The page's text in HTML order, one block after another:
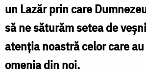
un Lazăr prin care
să ne săturăm setea de
atenția noastră celor care
omenia din noi.